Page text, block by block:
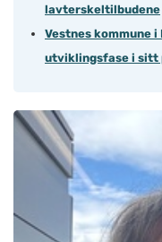
lavterskeltilbudene
Vestnes kommune
utviklingsfase i sitt